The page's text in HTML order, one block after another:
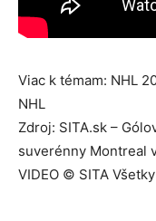
Viac k témam: NHL
NHL
Zdroj: SITA.sk –
suverénny Montreal
VIDEO © SITA